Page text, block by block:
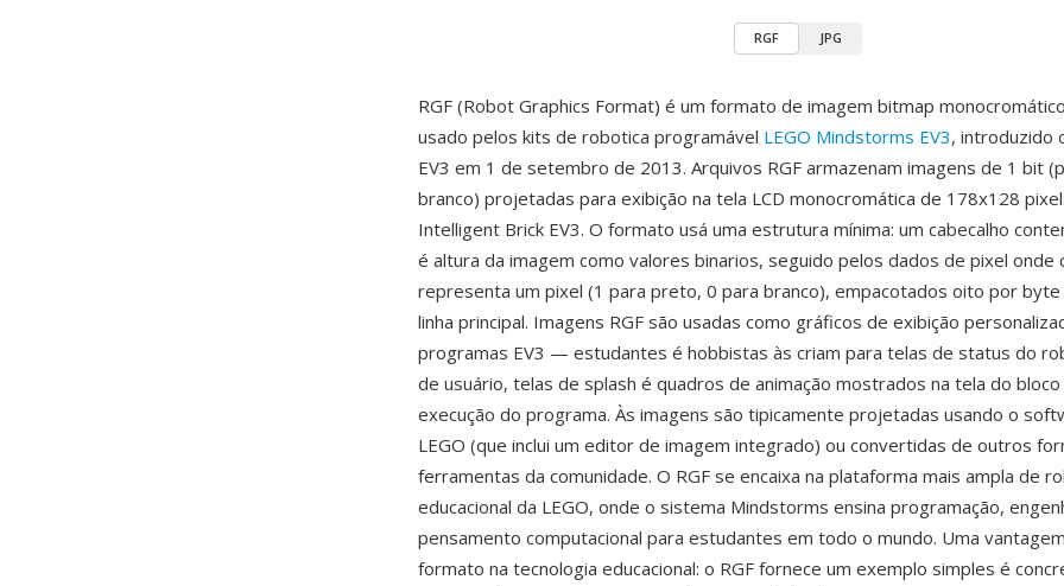
RGF JPG
RGF (Robot Graphics Format) é um formato de imagem bitmap
usado pelos kits de robotica programável LEGO Mindstorms EV3, introduzido
EV3 em 1 de setembro de 2013. Arquivos RGF armazenam imagens de 1 bit
branco) projetadas para exibição na tela LCD monocromática de 178x128
Intelligent Brick EV3. O formato usá uma estrutura mínima: um cabecalho
é altura da imagem como valores binarios, seguido pelos dados de pixel onde
representa um pixel (1 para preto, 0 para branco), empacotados oito por
linha principal. Imagens RGF são usadas como gráficos de exibição
programas EV3 — estudantes é hobbistas às criam para telas de status do
de usuário, telas de splash é quadros de animação mostrados na tela do
execução do programa. Às imagens são tipicamente projetadas usando o
LEGO (que inclui um editor de imagem integrado) ou convertidas de outros
ferramentas da comunidade. O RGF se encaixa na plataforma mais ampla de
educacional da LEGO, onde o sistema Mindstorms ensina programação,
pensamento computacional para estudantes em todo o mundo. Uma
formato na tecnologia educacional: o RGF fornece um exemplo simples é